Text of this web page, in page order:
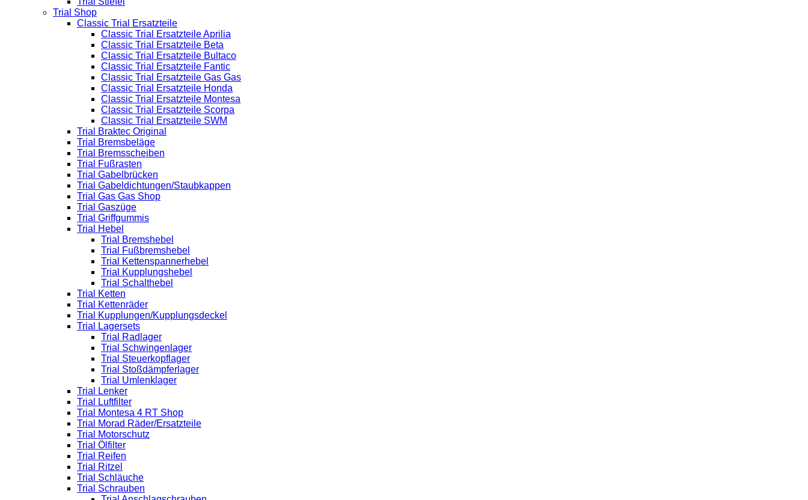
Trial Shop
Classic Trial Ersatzteile
Classic Trial Ersatzteile Aprilia
Classic Trial Ersatzteile Beta
Classic Trial Ersatzteile Bultaco
Classic Trial Ersatzteile Fantic
Classic Trial Ersatzteile Gas Gas
Classic Trial Ersatzteile Honda
Classic Trial Ersatzteile Montesa
Classic Trial Ersatzteile Scorpa
Classic Trial Ersatzteile SWM
Trial Braktec Original
Trial Bremsbeläge
Trial Bremsscheiben
Trial Fußrasten
Trial Gabelbrücken
Trial Gabeldichtungen/Staubkappen
Trial Gas Gas Shop
Trial Gaszüge
Trial Griffgummis
Trial Hebel
Trial Bremshebel
Trial Fußbremshebel
Trial Kettenspannerhebel
Trial Kupplungshebel
Trial Schalthebel
Trial Ketten
Trial Kettenräder
Trial Kupplungen/Kupplungsdeckel
Trial Lagersets
Trial Radlager
Trial Schwingenlager
Trial Steuerkopflager
Trial Stoßdämpferlager
Trial Umlenklager
Trial Lenker
Trial Luftfilter
Trial Montesa 4 RT Shop
Trial Morad Räder/Ersatzteile
Trial Motorschutz
Trial Ölfilter
Trial Reifen
Trial Ritzel
Trial Schläuche
Trial Schrauben